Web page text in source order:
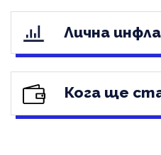
Лична
Кога ще